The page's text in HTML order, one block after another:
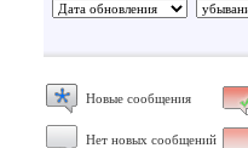
Новые сообщения
Нет новых сообщений